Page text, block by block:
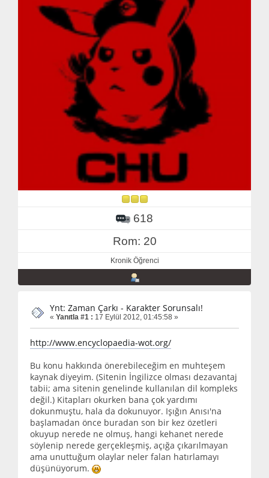
618
Rom: 20
Kronik Öğrenci
Ynt: Zaman Çarkı - Karakter Sorunsalı!
« Yanıtla #1 : 17 Eylül 2012, 01:45:58 »
http://www.encyclopaedia-wot.org/
Bu konu hakkında önerebileceğim en muhteşem
kaynak diyeyim. (Sitenin İngilizce olması dezavantaj
tabii; ama sitenin genelinde kullanılan dil kompleks
değil.) Kitapları okurken bana çok yardımı
dokunmuştu, hala da dokunuyor. Işığın Anısı'na
başlamadan önce buradan son bir kez özetleri
okuyup nerede ne olmuş, hangi kehanet nerede
söylenip nerede gerçekleşmiş, açığa çıkarılmayan
ama unuttuğum olaylar neler falan hatırlamayı
düşünüyorum.